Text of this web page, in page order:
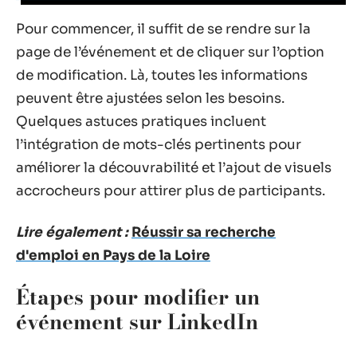
Pour commencer, il suffit de se rendre sur la
page de l’événement et de cliquer sur l’option
de modification. Là, toutes les informations
peuvent être ajustées selon les besoins.
Quelques astuces pratiques incluent
l’intégration de mots-clés pertinents pour
améliorer la découvrabilité et l’ajout de visuels
accrocheurs pour attirer plus de participants.
Lire également : Réussir sa recherche
d'emploi en Pays de la Loire
Étapes pour modifier un
événement sur LinkedIn